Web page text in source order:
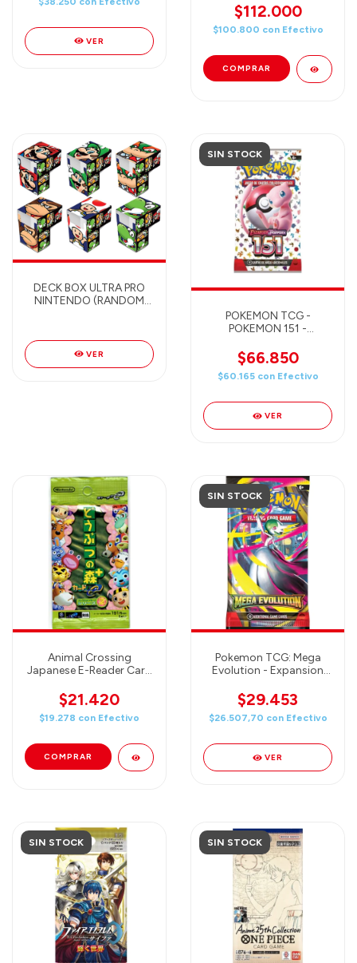
VER
$112.000
$100.800 con Efectivo
COMPRAR
DECK BOX ULTRA PRO
NINTENDO (RANDOM
VER
SIN STOCK
POKEMON TCG -
POKEMON 151 -
CARTAS
$66.850
$60.165 con Efectivo
VER
Animal Crossing
Japanese E-Reader Card
Gamecube) 5 Cards -
booster
$21.420
$19.278 con Efectivo
SIN STOCK
Pokemon TCG: Mega
Evolution - Expansion
$29.453
$26.507,70 con Efectivo
VER
SIN STOCK SIN STOCK